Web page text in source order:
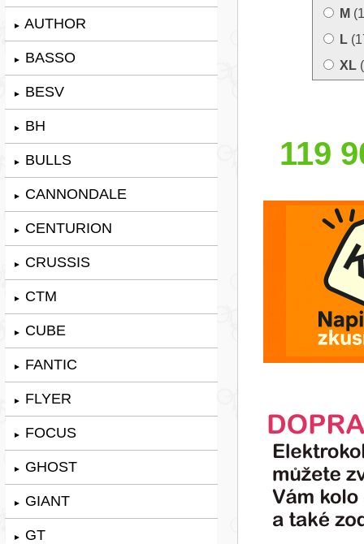
► AUTHOR
► BASSO
► BESV
► BH
► BULLS
► CANNONDALE
► CENTURION
► CRUSSIS
► CTM
► CUBE
► FANTIC
► FLYER
► FOCUS
► GHOST
► GIANT
► GT
M
L
XL
119